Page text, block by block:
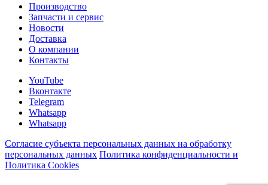
Производство
Запчасти и сервис
Новости
Доставка
О компании
Контакты
YouTube
Вконтакте
Telegram
Whatsapp
Whatsapp
Согласие субъекта персональных данных на обработку
персональных данных Политика конфиденциальности и
Политика Cookies